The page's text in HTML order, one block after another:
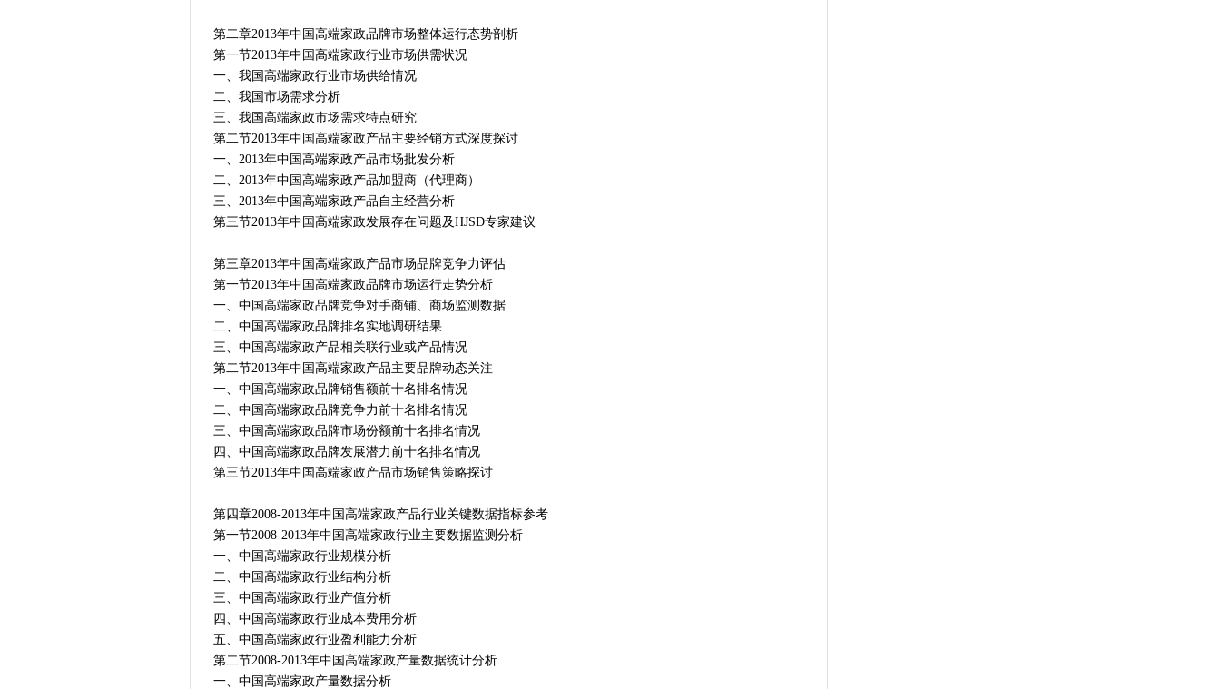
第二章2013年中国高端家政品牌市场整体运行态势剖析
第一节2013年中国高端家政行业市场供需状况
一、我国高端家政行业市场供给情况
二、我国市场需求分析
三、我国高端家政市场需求特点研究
第二节2013年中国高端家政产品主要经销方式深度探讨
一、2013年中国高端家政产品市场批发分析
二、2013年中国高端家政产品加盟商（代理商）
三、2013年中国高端家政产品自主经营分析
第三节2013年中国高端家政发展存在问题及HJSD专家建议
第三章2013年中国高端家政产品市场品牌竞争力评估
第一节2013年中国高端家政品牌市场运行走势分析
一、中国高端家政品牌竞争对手商铺、商场监测数据
二、中国高端家政品牌排名实地调研结果
三、中国高端家政产品相关联行业或产品情况
第二节2013年中国高端家政产品主要品牌动态关注
一、中国高端家政品牌销售额前十名排名情况
二、中国高端家政品牌竞争力前十名排名情况
三、中国高端家政品牌市场份额前十名排名情况
四、中国高端家政品牌发展潜力前十名排名情况
第三节2013年中国高端家政产品市场销售策略探讨
第四章2008-2013年中国高端家政产品行业关键数据指标参考
第一节2008-2013年中国高端家政行业主要数据监测分析
一、中国高端家政行业规模分析
二、中国高端家政行业结构分析
三、中国高端家政行业产值分析
四、中国高端家政行业成本费用分析
五、中国高端家政行业盈利能力分析
第二节2008-2013年中国高端家政产量数据统计分析
一、中国高端家政产量数据分析